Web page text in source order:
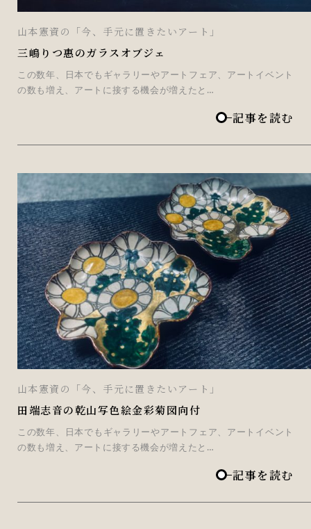
山本憲資の「今、手元に置きたいアート」
三嶋りつ惠のガラスオブジェ
この数年、日本でもギャラリーやアートフェア、アートイベント
の数も増え、アートに接する機会が増えたと…
記事を読む
山本憲資の「今、手元に置きたいアート」
田端志音の乾山写色絵金彩菊図向付
この数年、日本でもギャラリーやアートフェア、アートイベント
の数も増え、アートに接する機会が増えたと…
記事を読む